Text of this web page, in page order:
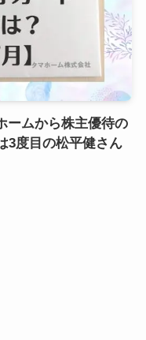
ームから株主優待の
3度目の松平健さん